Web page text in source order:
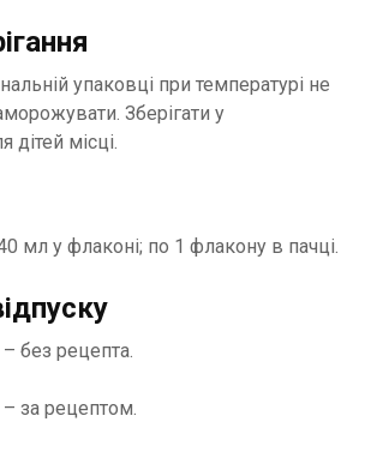
упаковці при температурі не
Зберігати у
дітей місці.
мл у флаконі; по 1 флакону в пачці.
без рецепта.
за рецептом.